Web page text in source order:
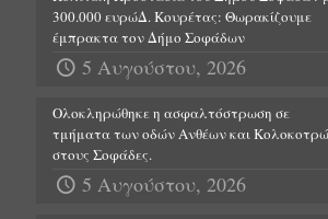
300.000 ευρώΔ. Κουρέτας: Θωρακίζουμε
έμπρακτα τον Δήμο Σοφάδων
5 Αυγούστου, 2026
Ολοκληρώθηκε η ασφαλτόστρωση σε
τμήματα των οδών Ανθέων και
στους Σοφάδες.
5 Αυγούστου, 2026